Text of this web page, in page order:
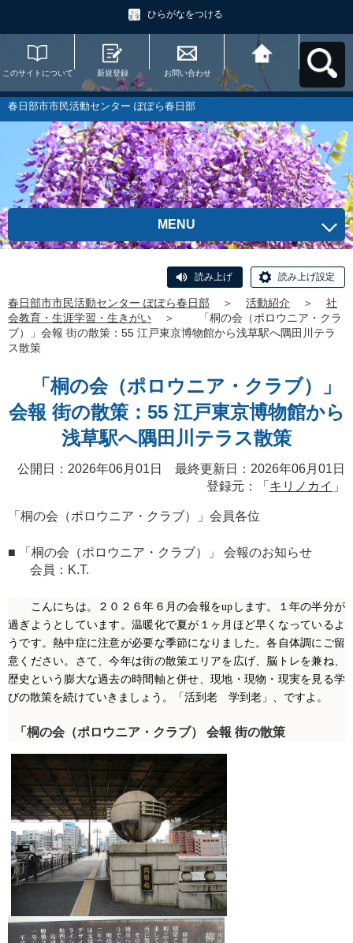
ひらがなをつける
このサイトについて 新規登録 お問い合わせ
春日部市市民活動セ
ンター ぽぽら春日部
へ戻る
春日部市市民活動センター ぽぽら春日部
MENU
読み上げ 読み上げ設定
春日部市市民活動センター ぽぽら春日部 ＞ 活動紹介 ＞
社
会教育・生涯学習・生きがい
＞
「桐の会（ポロウニア・クラ
ブ）」会報 街の散策：55 江戸東京博物館から浅草駅へ隅田川テラ
ス散策
「桐の会（ポロウニア・クラブ）」
会報 街の散策：55 江戸東京博物館から
浅草駅へ隅田川テラス散策
公開日：2026年06月01日 最終更新日：2026年06月01日
登録元：「 キリノカイ 」
「桐の会（ポロウニア・クラブ）」会員各位
■ 「桐の会（ポロウニア・クラブ）」 会報のお知らせ
会員：K.T.
こんにちは。２０２６年６月の会報をup します。１年の半分が
過ぎようとしています。温暖化で夏が１ヶ月ほど早くなっているよ
うです。熱中症に注意が必要な季節になりました。各自体調にご留
意ください。さて、今年は街の散策エリアを広げ、脳トレを兼ね、
歴史という膨大な過去の時間軸と併せ、現地・現物・現実を見る学
びの散策を続けていきましょう。「活到老 学到老」、ですよ。
「桐の会（ポロウニア・クラブ） 会報 街の散策